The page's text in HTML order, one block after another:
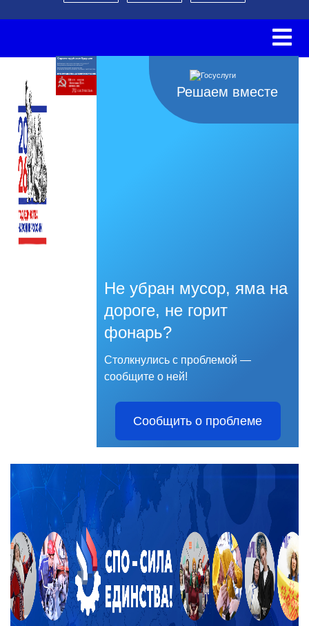
Решаем вместе
Не убран мусор, яма на
дороге, не горит
фонарь?
Столкнулись с проблемой —
сообщите о ней!
Сообщить о проблеме